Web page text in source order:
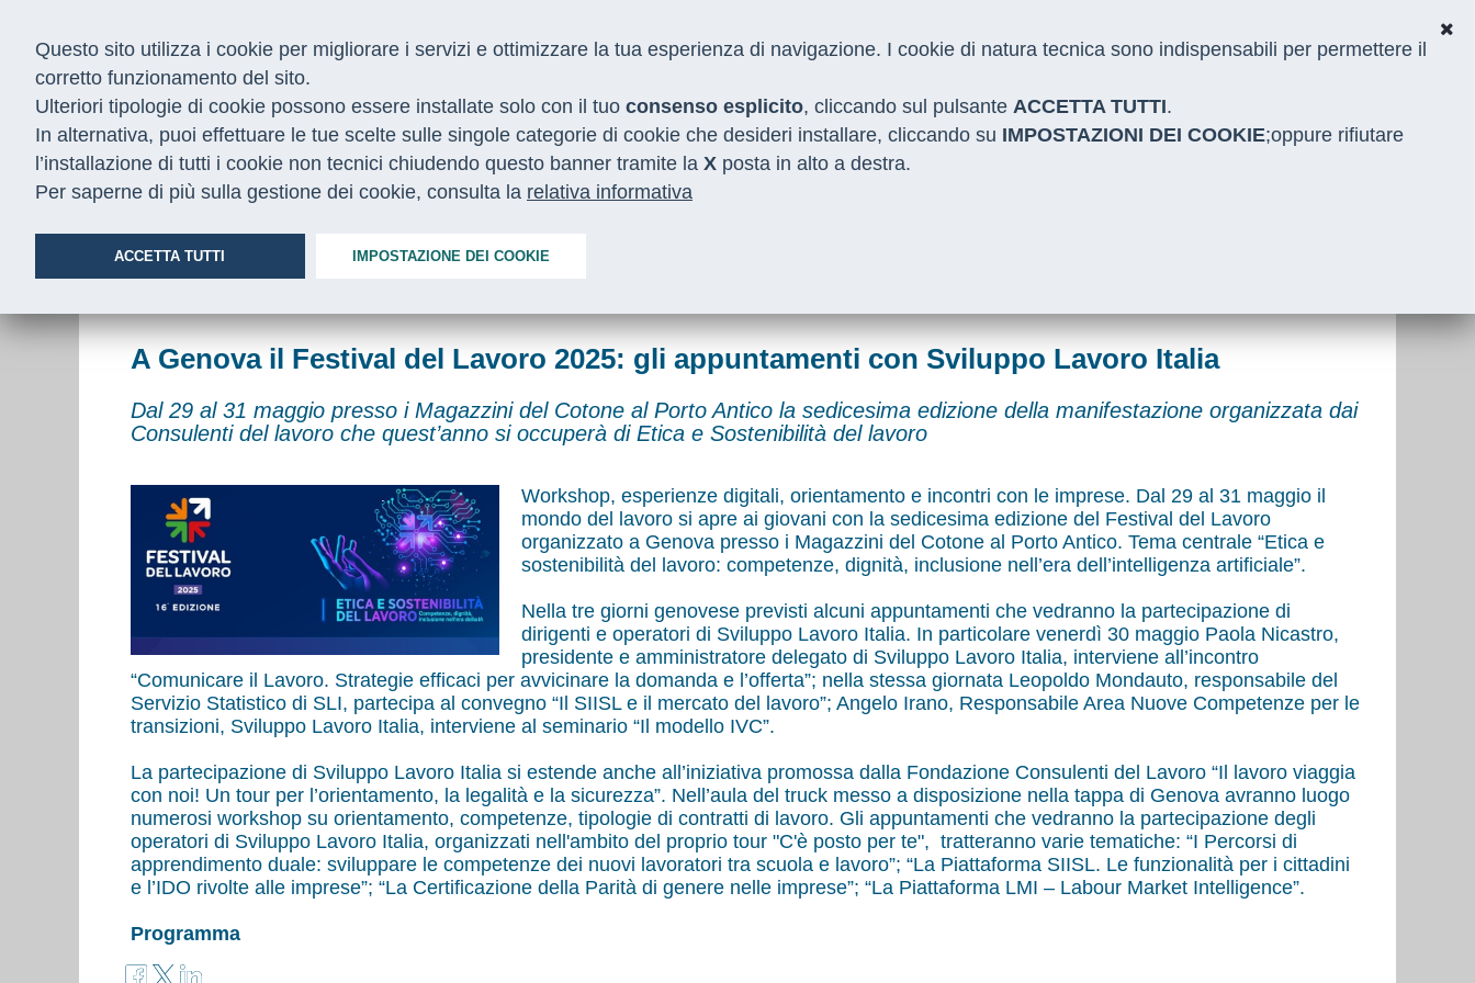
CHI SIAMO COSA FACCIAMO I NOSTRI SERVIZI MEDIA CON LE REGIONI
Home / Notizie / festival lavoro genova
A Genova il Festival del Lavoro 2025: gli appuntamenti con Sviluppo Lavoro Italia
Dal 29 al 31 maggio presso i Magazzini del Cotone al Porto Antico la sedicesima edizione della manifestazione organizzata dai
Consulenti del lavoro che quest’anno si occuperà di Etica e Sostenibilità del lavoro
Workshop, esperienze digitali, orientamento e incontri con le imprese. Dal 29 al 31 maggio il
mondo del lavoro si apre ai giovani con la sedicesima edizione del Festival del Lavoro
organizzato a Genova presso i Magazzini del Cotone al Porto Antico. Tema centrale “Etica e
sostenibilità del lavoro: competenze, dignità, inclusione nell’era dell’intelligenza artificiale”.
Nella tre giorni genovese previsti alcuni appuntamenti che vedranno la partecipazione di
dirigenti e operatori di Sviluppo Lavoro Italia. In particolare venerdì 30 maggio Paola Nicastro,
presidente e amministratore delegato di Sviluppo Lavoro Italia, interviene all’incontro
“Comunicare il Lavoro. Strategie efficaci per avvicinare la domanda e l’offerta”; nella stessa giornata Leopoldo Mondauto, responsabile del
Servizio Statistico di SLI, partecipa al convegno “Il SIISL e il mercato del lavoro”; Angelo Irano, Responsabile Area Nuove Competenze per le
transizioni, Sviluppo Lavoro Italia, interviene al seminario “Il modello IVC”.
La partecipazione di Sviluppo Lavoro Italia si estende anche all’iniziativa promossa dalla Fondazione Consulenti del Lavoro “Il lavoro viaggia
con noi! Un tour per l’orientamento, la legalità e la sicurezza”. Nell’aula del truck messo a disposizione nella tappa di Genova avranno luogo
numerosi workshop su orientamento, competenze, tipologie di contratti di lavoro. Gli appuntamenti che vedranno la partecipazione degli
operatori di Sviluppo Lavoro Italia, organizzati nell'ambito del proprio tour "C'è posto per te", tratteranno varie tematiche: “I Percorsi di
apprendimento duale: sviluppare le competenze dei nuovi lavoratori tra scuola e lavoro”; “La Piattaforma SIISL. Le funzionalità per i cittadini
e l’IDO rivolte alle imprese”; “La Certificazione della Parità di genere nelle imprese”; “La Piattaforma LMI – Labour Market Intelligence”.
Programma
Questo sito utilizza i cookie per migliorare i servizi e ottimizzare la tua esperienza di navigazione. I cookie di natura tecnica sono indispensabili per permettere il
corretto funzionamento del sito.
Ulteriori tipologie di cookie possono essere installate solo con il tuo consenso esplicito, cliccando sul pulsante ACCETTA TUTTI.
In alternativa, puoi effettuare le tue scelte sulle singole categorie di cookie che desideri installare, cliccando su IMPOSTAZIONI DEI COOKIE;oppure rifiutare
l’installazione di tutti i cookie non tecnici chiudendo questo banner tramite la X posta in alto a destra.
Per saperne di più sulla gestione dei cookie, consulta la relativa informativa
ACCETTA TUTTI IMPOSTAZIONE DEI COOKIE